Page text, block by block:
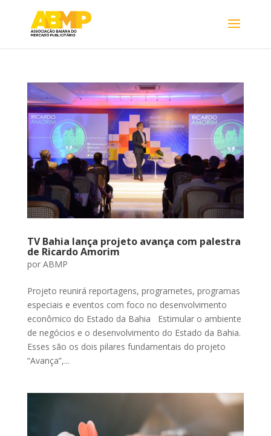
TV Bahia lança projeto avança com palestra
de Ricardo Amorim
por ABMP
Projeto reunirá reportagens, programetes, programas
especiais e eventos com foco no desenvolvimento
econômico do Estado da Bahia Estimular o ambiente
de negócios e o desenvolvimento do Estado da Bahia.
Esses são os dois pilares fundamentais do projeto
“Avança”,...